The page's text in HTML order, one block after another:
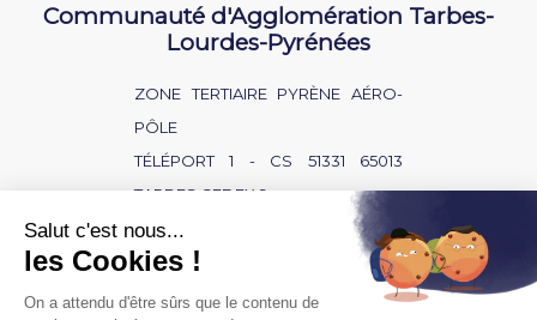
Communauté d'Agglomération Tarbes-
Lourdes-Pyrénées
ZONE TERTIAIRE PYRÈNE AÉRO-
PÔLE
TÉLÉPORT 1 - CS 51331 65013
TARBES CEDEX 9
BAISSE D'AUDITION ?